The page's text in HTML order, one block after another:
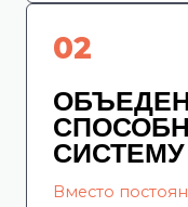
02
СИСТЕМУ
Вместо